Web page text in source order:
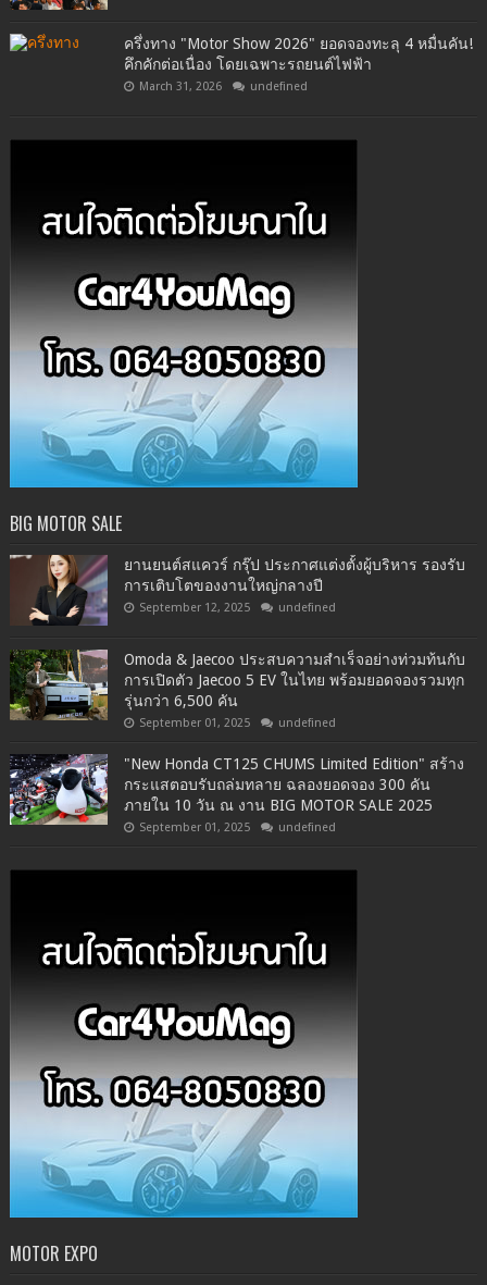
ครึ่งทาง "Motor Show 2026" ยอดจองทะลุ 4 หมื่นคัน!
คึกคักต่อเนื่อง โดยเฉพาะรถยนต์ไฟฟ้า
March 31, 2026 undefined
BIG MOTOR SALE
ยานยนต์สแควร์ กรุ๊ป ประกาศแต่งตั้งผู้บริหาร รองรับ
การเติบโตของงานใหญ่กลางปี
September 12, 2025 undefined
Omoda & Jaecoo ประสบความสำเร็จอย่างท่วมท้นกับ
การเปิดตัว Jaecoo 5 EV ในไทย พร้อมยอดจองรวมทุก
รุ่นกว่า 6,500 คัน
September 01, 2025 undefined
"New Honda CT125 CHUMS Limited Edition" สร้าง
กระแสตอบรับถล่มทลาย ฉลองยอดจอง 300 คัน
ภายใน 10 วัน ณ งาน BIG MOTOR SALE 2025
September 01, 2025 undefined
MOTOR EXPO